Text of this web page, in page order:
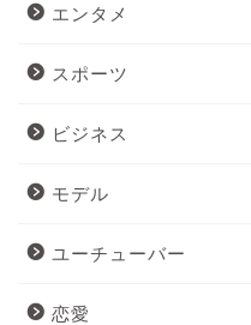
エンタメ
スポーツ
ビジネス
モデル
ユーチューバー
恋愛